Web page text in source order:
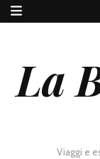
La
Viaggi e